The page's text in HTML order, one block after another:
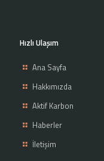
Hızlı Ulaşım
Ana Sayfa
Hakkımızda
Aktif Karbon
Haberler
İletişim